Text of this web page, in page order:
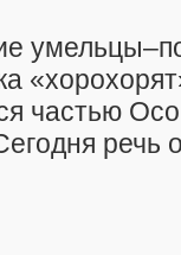
частью
речь